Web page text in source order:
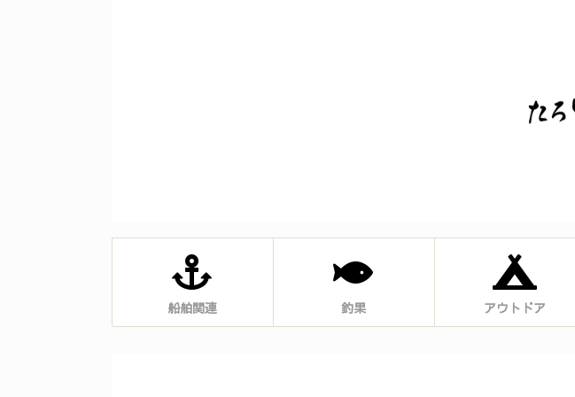
船舶関連 釣果 アウトドア